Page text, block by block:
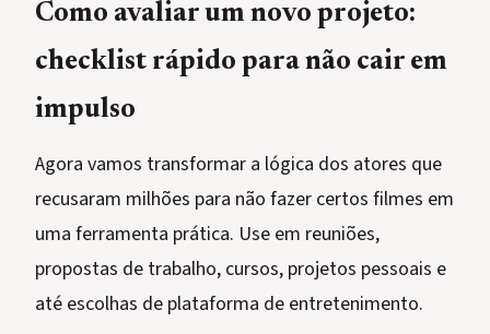
Como avaliar um novo projeto:
checklist rápido para não cair em
impulso
Agora vamos transformar a lógica dos atores que
recusaram milhões para não fazer certos filmes em
uma ferramenta prática. Use em reuniões,
propostas de trabalho, cursos, projetos pessoais e
até escolhas de plataforma de entretenimento.